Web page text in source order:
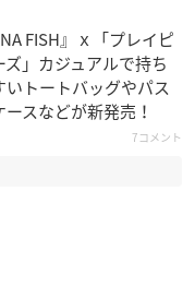
FISH』ｘ「プレイピ
ズ」カジュアルで持ち
いトートバッグやパス
スなどが新発売！
7コメント